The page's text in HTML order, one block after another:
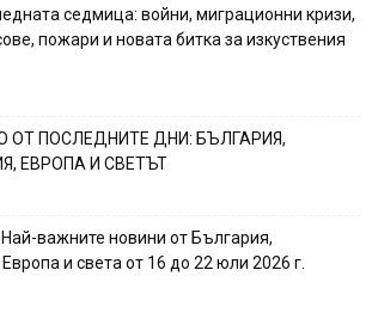
седмица: войни, миграционни кризи,
пожари и новата битка за изкуствения
ОТ ПОСЛЕДНИТЕ ДНИ: БЪЛГАРИЯ,
ЕВРОПА И СВЕТЪТ
важните новини от България,
и света от 16 до 22 юли 2026 г.